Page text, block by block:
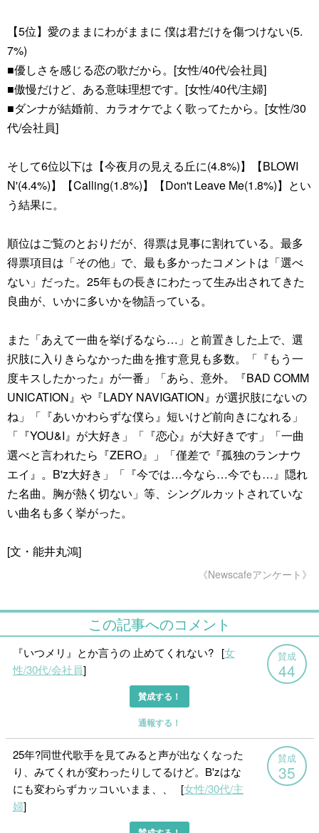
【5位】愛のままにわがままに 僕は君だけを傷つけない(5.
7%)
■優しさを感じる恋の歌だから。[女性/40代/会社員]
■傲慢だけど、ある意味理想です。[女性/40代/主婦]
■ダンナが結婚前、カラオケでよく歌ってたから。[女性/30
代/会社員]
そして6位以下は【今夜月の見える丘に(4.8%)】【BLOWI
N'(4.4%)】【Calling(1.8%)】【Don't Leave Me(1.8%)】とい
う結果に。
順位はご覧のとおりだが、得票は見事に割れている。最多
得票項目は「その他」で、最も多かったコメントは「選べ
ない」だった。25年もの長きにわたって生み出されてきた
良曲が、いかに多いかを物語っている。
また「あえて一曲を挙げるなら…」と前置きした上で、選
択肢に入りきらなかった曲を推す意見も多数。「『もう一
度キスしたかった』が一番」「あら、意外。『BAD COMM
UNICATION』や『LADY NAVIGATION』が選択肢にないの
ね」「『あいかわらずな僕ら』短いけど前向きになれる」
「『YOU&I』が大好き」「『恋心』が大好きです」「一曲
選べと言われたら『ZERO』」「僅差で『孤独のランナウ
エイ』。B'z大好き」「『今では…今なら…今でも…』隠れ
た名曲。胸が熱く切ない」等、シングルカットされていな
い曲名も多く挙がった。
[文・能井丸鴻]
《Newscafeアンケート》